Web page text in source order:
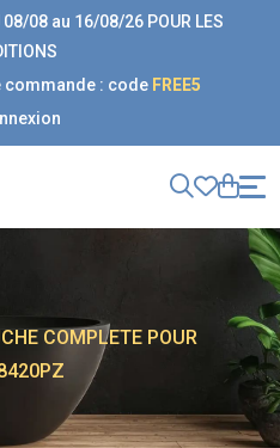
08/08 au 16/08/26 POUR LES
commande : code FREE5
COMPLETE POUR